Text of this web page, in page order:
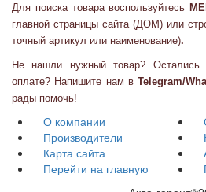
Для поиска товара воспользуйтесь
главной страницы сайта (ДОМ) или
точный артикул или наименование).
Не нашли нужный товар? Остались
оплате? Напишите нам вTelegram/
рады помочь!
О компании
Производители
Карта сайта
Перейти на главную